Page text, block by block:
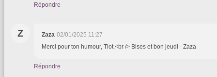
Répondre
Z Zaza 02/01/2025 11:27
Merci pour ton humour, Tiot.<br /> Bises et bon jeudi - Zaza
Répondre